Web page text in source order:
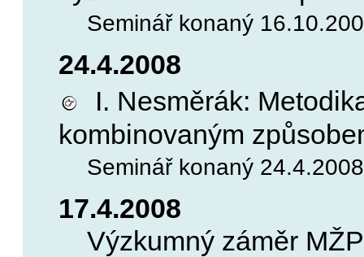
Seminář konaný
24.4.2008
I. Nesměrák:
kombinovaným
Seminář konaný
17.4.2008
Výzkumný záměr